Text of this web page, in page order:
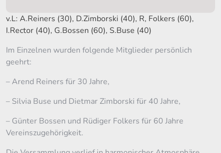
v.L: A.Reiners (30), D.Zimborski (40), R, Folkers (60),
I.Rector (40), G.Bossen (60), S.Buse (40)
Im Einzelnen wurden folgende Mitglieder persönlich
geehrt:
– Arend Reiners für 30 Jahre,
– Silvia Buse und Dietmar Zimborski für 40 Jahre,
– Günter Bossen und Rüdiger Folkers für 60 Jahre
Vereinszugehörigkeit.